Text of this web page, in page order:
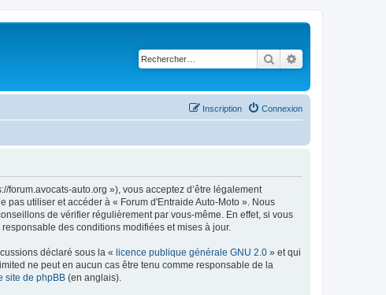
Rechercher
Connexion
Inscription
forum.avocats-auto.org »), vous acceptez d’être légalement
pas utiliser et accéder à « Forum d'Entraide Auto-Moto ». Nous
de vérifier régulièrement par vous-même. En effet, si vous
des conditions modifiées et mises à jour.
déclaré sous la « licence publique générale GNU 2.0 » et qui
ne peut en aucun cas être tenu comme responsable de la
site de phpBB (en anglais).